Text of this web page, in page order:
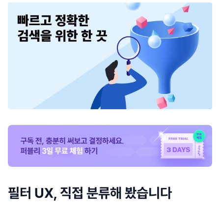
필터 UX, 직접 분류해 봤습니다